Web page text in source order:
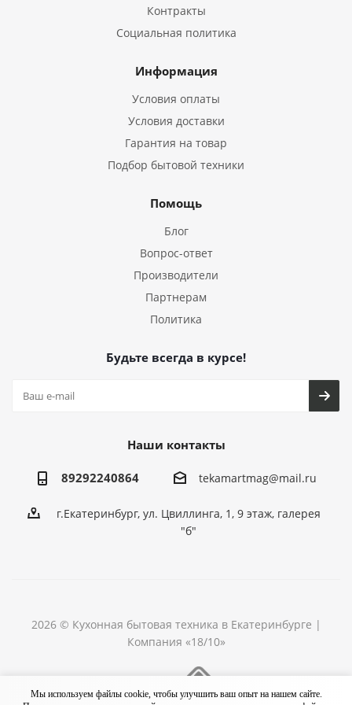
Контракты
Социальная политика
Информация
Условия оплаты
Условия доставки
Гарантия на товар
Подбор бытовой техники
Помощь
Блог
Вопрос-ответ
Производители
Партнерам
Политика
Будьте всегда в курсе!
Наши контакты
89292240864 tekamartmag@mail.ru
г.Екатеринбург, ул. Цвиллинга, 1, 9 этаж, галерея
"б"
2026 © Кухонная бытовая техника в Екатеринбурге |
Компания «18/10»
Мы используем файлы cookie, чтобы улучшить ваш опыт на нашем сайте.